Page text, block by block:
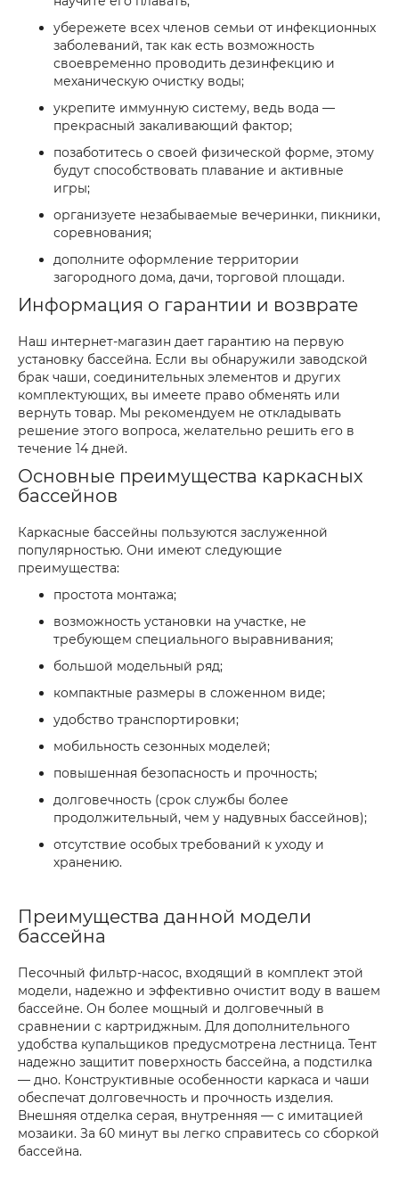
убережете всех членов семьи от инфекционных
заболеваний, так как есть возможность
своевременно проводить дезинфекцию и
механическую очистку воды;
укрепите иммунную систему, ведь вода —
прекрасный закаливающий фактор;
позаботитесь о своей физической форме, этому
будут способствовать плавание и активные
игры;
организуете незабываемые вечеринки, пикники,
соревнования;
дополните оформление территории
загородного дома, дачи, торговой площади.
Информация о гарантии и возврате
Наш интернет-магазин дает гарантию на первую
установку бассейна. Если вы обнаружили заводской
брак чаши, соединительных элементов и других
комплектующих, вы имеете право обменять или
вернуть товар. Мы рекомендуем не откладывать
решение этого вопроса, желательно решить его в
течение 14 дней.
Основные преимущества каркасных
бассейнов
Каркасные бассейны пользуются заслуженной
популярностью. Они имеют следующие
преимущества:
простота монтажа;
возможность установки на участке, не
требующем специального выравнивания;
большой модельный ряд;
компактные размеры в сложенном виде;
удобство транспортировки;
мобильность сезонных моделей;
повышенная безопасность и прочность;
долговечность (срок службы более
продолжительный, чем у надувных бассейнов);
отсутствие особых требований к уходу и
хранению.
Преимущества данной модели
бассейна
Песочный фильтр-насос, входящий в комплект этой
модели, надежно и эффективно очистит воду в вашем
бассейне. Он более мощный и долговечный в
сравнении с картриджным. Для дополнительного
удобства купальщиков предусмотрена лестница. Тент
надежно защитит поверхность бассейна, а подстилка
— дно. Конструктивные особенности каркаса и чаши
обеспечат долговечность и прочность изделия.
Внешняя отделка серая, внутренняя — с имитацией
мозаики. За 60 минут вы легко справитесь со сборкой
бассейна.